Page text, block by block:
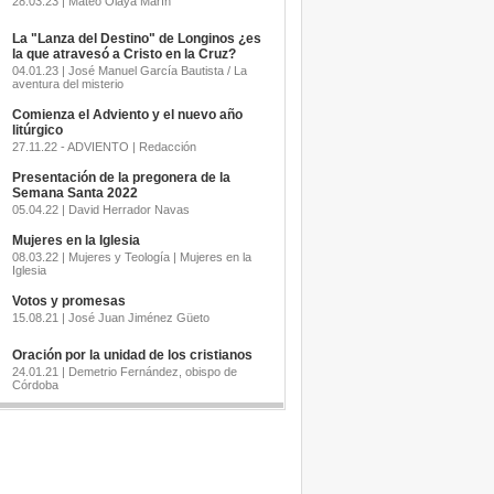
La "Lanza del Destino" de Longinos ¿es
la que atravesó a Cristo en la Cruz?
04.01.23 | José Manuel García Bautista / La
aventura del misterio
Comienza el Adviento y el nuevo año
litúrgico
27.11.22 - ADVIENTO | Redacción
Presentación de la pregonera de la
Semana Santa 2022
05.04.22 | David Herrador Navas
Mujeres en la Iglesia
08.03.22 | Mujeres y Teología | Mujeres en la
Iglesia
Votos y promesas
15.08.21 | José Juan Jiménez Güeto
Oración por la unidad de los cristianos
24.01.21 | Demetrio Fernández, obispo de
Córdoba